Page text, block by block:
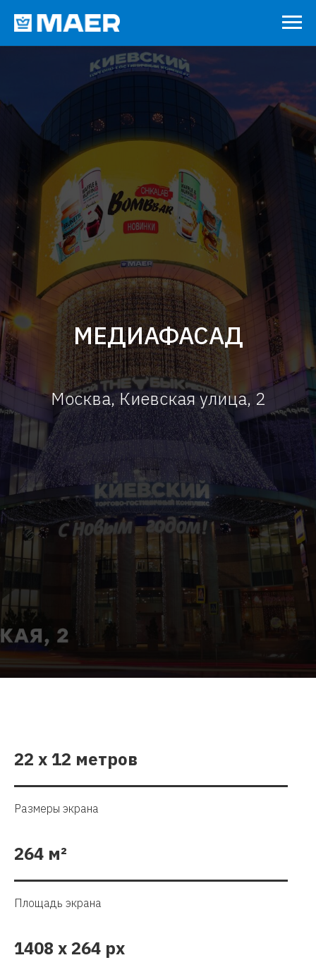
МЕДИАФАСАД
Москва, Киевская улица, 2
22 х 12 метров
Размеры экрана
264 м²
Площадь экрана
1408 х 264 px